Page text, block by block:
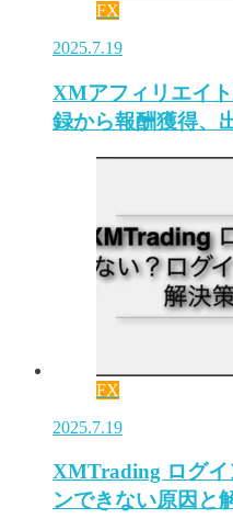
FX
2025.7.19
XMアフィリエイ
録から報酬獲得、
FX
2025.7.19
XMTrading ログイ
ンできない原因と